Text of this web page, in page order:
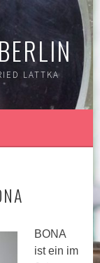
LATTKA
BONA
ist ein im